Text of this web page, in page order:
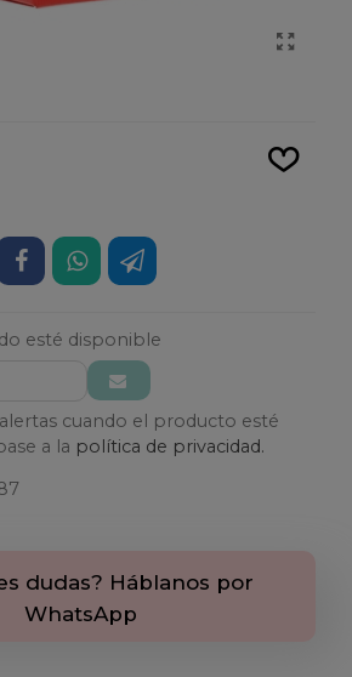
esté disponible
cuando el producto esté
a la política de privacidad.
dudas? Háblanos por
WhatsApp